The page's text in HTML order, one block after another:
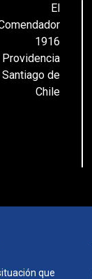
El
1916
Providencia
Santiago de
Chile
que